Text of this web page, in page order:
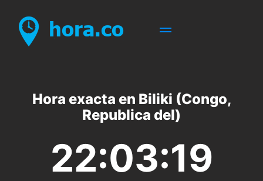
Hora exacta en Biliki (Congo,
Republica del)
22:03:19